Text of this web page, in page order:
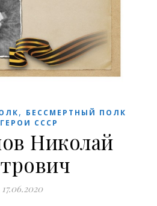
, БЕССМЕРТНЫЙ ПОЛК
ГЕРОИ СССР
Николай
17.06.2020